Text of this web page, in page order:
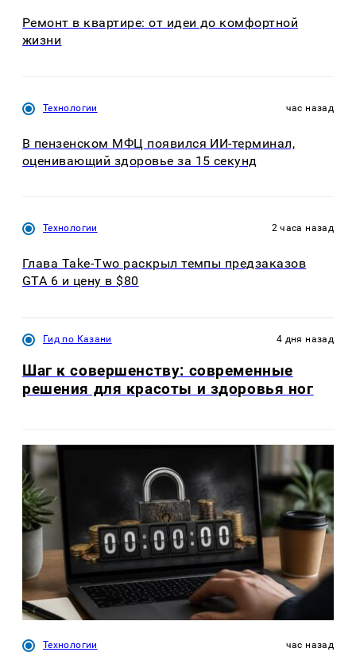
Ремонт в квартире: от идеи до комфортной
жизни
Технологии час назад
В пензенском МФЦ появился ИИ-терминал,
оценивающий здоровье за 15 секунд
Технологии 2 часа назад
Глава Take-Two раскрыл темпы предзаказов
GTA 6 и цену в $80
Гид по Казани 4 дня назад
Шаг к совершенству: современные
решения для красоты и здоровья ног
Технологии час назад